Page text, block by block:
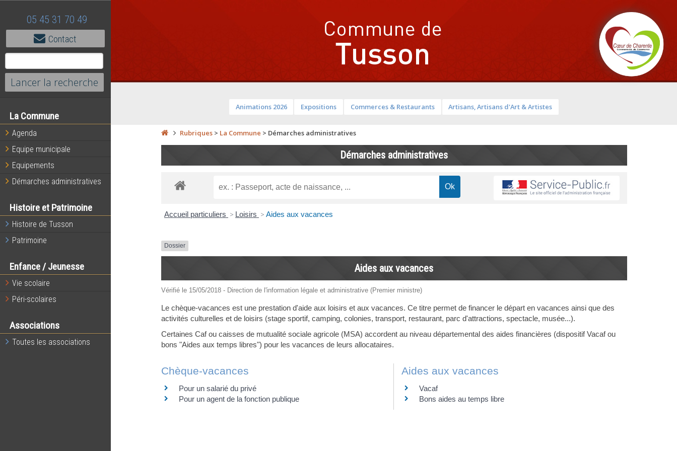
05 45 31 70 49
Contact
La Commune
Agenda
Equipe municipale
Equipements
Démarches administratives
Histoire et Patrimoine
Histoire de Tusson
Patrimoine
Enfance / Jeunesse
Vie scolaire
Péri-scolaires
Associations
Toutes les associations
Animations 2026 Expositions Commerces & Restaurants Artisans, Artisans d'Art & Artistes
Rubriques> La Commune > Démarches administratives
Démarches administratives
Accueil particuliers > Loisirs > Aides aux vacances
Dossier
Aides aux vacances
Vérifié le 15/05/2018 - Direction de l'information légale et administrative (Premier ministre)
Le chèque-vacances est une prestation d'aide aux loisirs et aux vacances. Ce titre permet de financer le départ en vacances ainsi que des
activités culturelles et de loisirs (stage sportif, camping, colonies, transport, restaurant, parc d'attractions, spectacle, musée...).
Certaines Caf ou caisses de mutualité sociale agricole (MSA) accordent au niveau départemental des aides financières (dispositif Vacaf ou
bons "Aides aux temps libres") pour les vacances de leurs allocataires.
Chèque-vacances
Pour un salarié du privé
Pour un agent de la fonction publique
Aides aux vacances
Vacaf
Bons aides au temps libre